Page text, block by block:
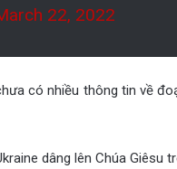
22, 2022
có nhiều thông tin về
dâng lên Chúa Giêsu